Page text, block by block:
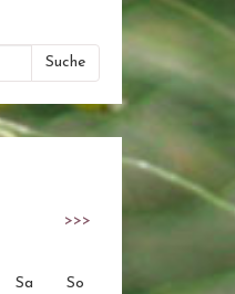
>>>
Sa So